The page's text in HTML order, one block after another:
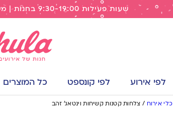
שעות פעילות 9:30-19:00 בחנות | משלוח חינם מעל 299 ש"ח
לפי אירוע לפי קונספט כל המוצרים
כלי אירוח / צלחות קטנות קשיחות וינטאג׳ זהב